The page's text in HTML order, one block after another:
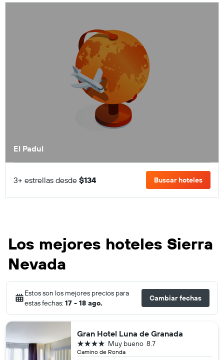
El Padul
3+ estrellas desde $134 Buscar hoteles
Los mejores hoteles Sierra
Nevada
Estos son los mejores precios para
estas fechas: 17 - 18 ago.
Cambiar fechas
Gran Hotel Luna de Granada
Camino de Ronda
8.7
Muy bueno
4 estrellas